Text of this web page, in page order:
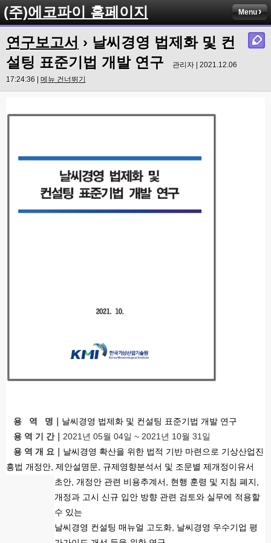
(주)에코파이 홈페이지 Menu
연구보고서 › 날씨경영 법제화 및 컨
설팅 표준기법 개발 연구
관리자 | 2021.12.06
17:24:36 | 메뉴 건너뛰기
용 역 명｜ 날씨경영 법제화 및 컨설팅 표준기법 개발 연구
용 역 기 간｜ 2021년 05월 04일 ~ 2021년 10월 31일
용 역 개 요｜ 날씨경영 확산을 위한 법적 기반 마련으로 기상산업진
흥법 개정안, 제안설명문, 규제영향분석서 및 조문별 제개정이유서
초안, 개정안 관련 비용추계서, 현행 훈령 및 지침 폐지,
개정과 고시 신규 입안 방향 관련 검토와 실무에 적용할
수 있는
날씨경영 컨설팅 매뉴얼 고도화, 날씨경영 우수기업 평